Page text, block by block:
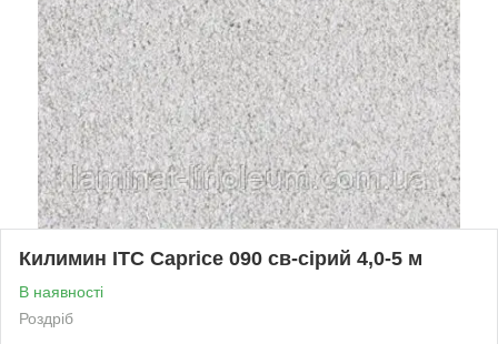
Килимин ITC Caprice 090 св-сірий 4,0-5 м
В наявності
Роздріб